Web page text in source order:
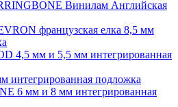
Винилам Английская
французская елка 8,5 мм
4,5 мм и 5,5 мм интегрированная
подложка
6 мм и 8 мм интегрированная